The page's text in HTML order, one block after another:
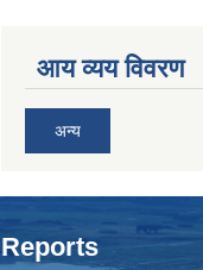
आय व्यय विवरण
अन्य
Reports